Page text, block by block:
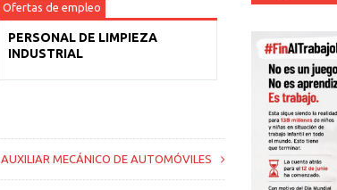
Ofertas de empleo
PERSONAL DE LIMPIEZA
INDUSTRIAL
AUXILIAR MECÁNICO DE AUTOMÓVILES